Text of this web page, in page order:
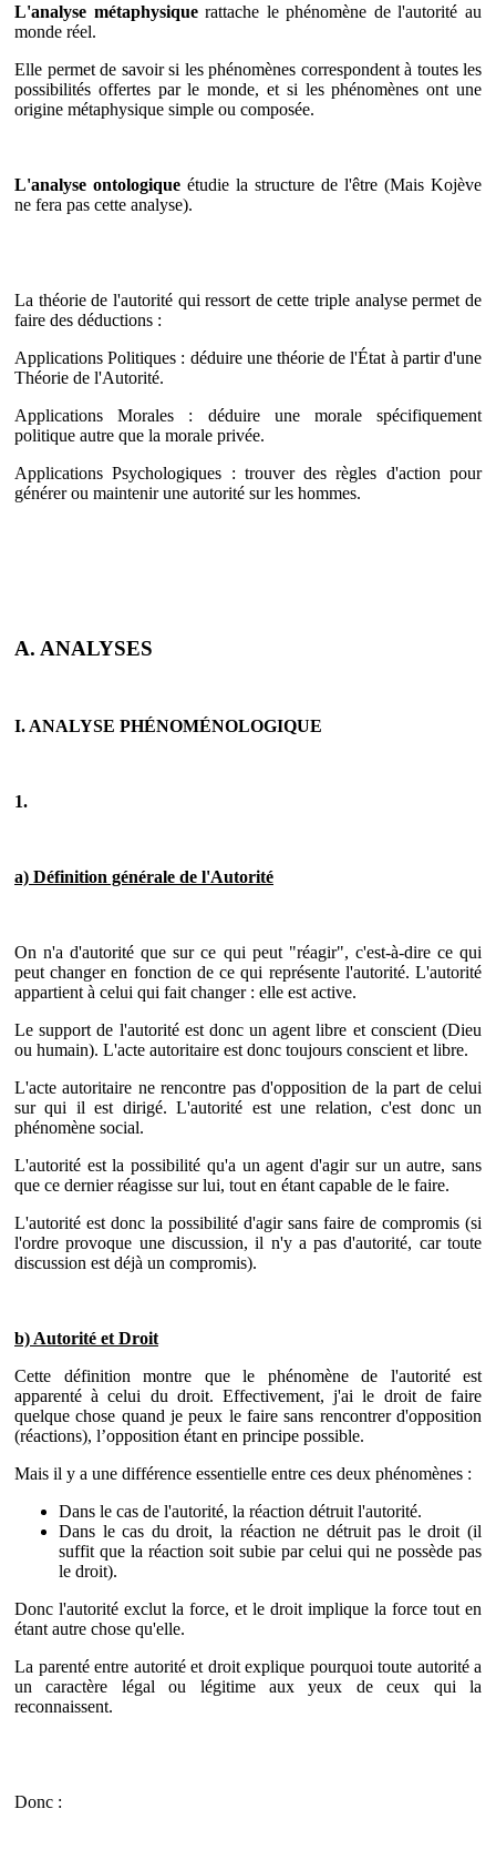
L'analyse métaphysiquerattache le phénomène de l'autorité au
monde réel.
Elle permet de savoir si les phénomènes correspondent à toutes les
possibilités offertes par le monde, et si les phénomènes ont une
origine métaphysique simple ou composée.
L'analyse ontologique étudie la structure de l'être (Mais Kojève
ne fera pas cette analyse).
La théorie de l'autorité qui ressort de cette triple analyse permet de
faire des déductions :
Applications Politiques : déduire une théorie de l'État à partir d'une
Théorie de l'Autorité.
Applications Morales : déduire une morale spécifiquement
politique autre que la morale privée.
Applications Psychologiques : trouver des règles d'action pour
générer ou maintenir une autorité sur les hommes.
A. ANALYSES
I. ANALYSE PHÉNOMÉNOLOGIQUE
1.
a) Définition générale de l'Autorité
On n'a d'autorité que sur ce qui peut "réagir", c'est-à-dire ce qui
peut changer en fonction de ce qui représente l'autorité. L'autorité
appartient à celui qui fait changer : elle est active.
Le support de l'autorité est donc un agent libre et conscient (Dieu
ou humain). L'acte autoritaire est donc toujours conscient et libre.
L'acte autoritaire ne rencontre pas d'opposition de la part de celui
sur qui il est dirigé. L'autorité est une relation, c'est donc un
phénomène social.
L'autorité est la possibilité qu'a un agent d'agir sur un autre, sans
que ce dernier réagisse sur lui, tout en étant capable de le faire.
L'autorité est donc la possibilité d'agir sans faire de compromis (si
l'ordre provoque une discussion, il n'y a pas d'autorité, car toute
discussion est déjà un compromis).
b) Autorité et Droit
Cette définition montre que le phénomène de l'autorité est
apparenté à celui du droit. Effectivement, j'ai le droit de faire
quelque chose quand je peux le faire sans rencontrer d'opposition
(réactions), l’opposition étant en principe possible.
Mais il y a une différence essentielle entre ces deux phénomènes :
Dans le cas de l'autorité, la réaction détruit l'autorité.
Dans le cas du droit, la réaction ne détruit pas le droit (il
suffit que la réaction soit subie par celui qui ne possède pas
le droit).
Donc l'autorité exclut la force, et le droit implique la force tout en
étant autre chose qu'elle.
La parenté entre autorité et droit explique pourquoi toute autorité a
un caractère légal ou légitime aux yeux de ceux qui la
reconnaissent.
Donc :